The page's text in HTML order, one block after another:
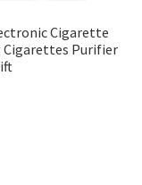
Cigarette
Cigarettes Purifier